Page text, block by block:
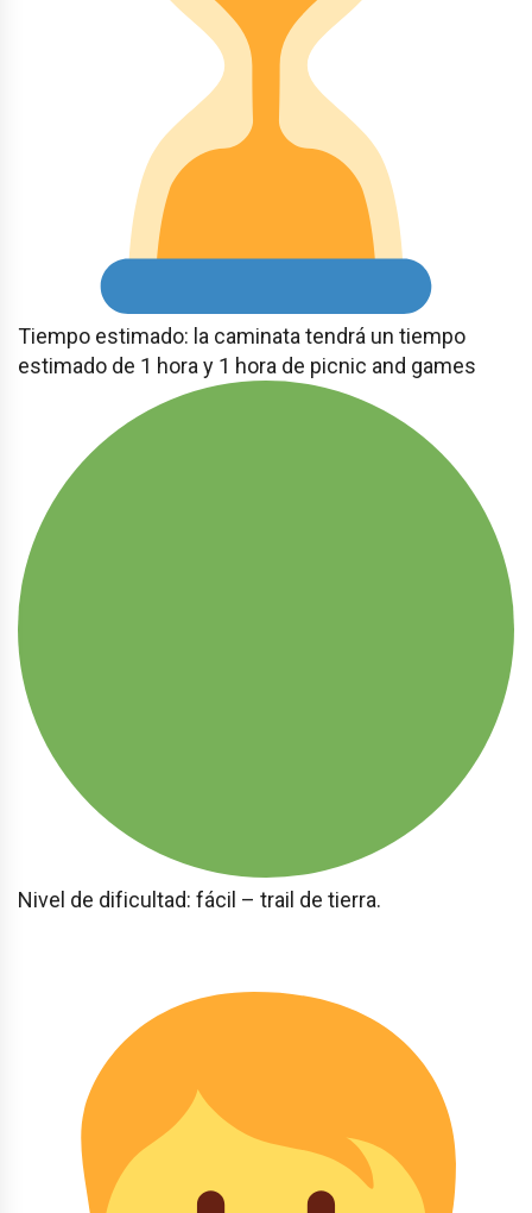
Tiempo estimado: la caminata tendrá un tiempo
estimado de 1 hora y 1 hora de picnic and games
Nivel de dificultad: fácil – trail de tierra.